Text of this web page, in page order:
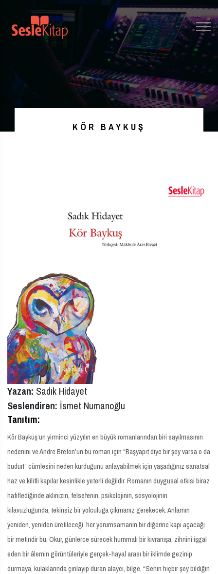
KÖR BAYKUŞ
Yazan: Sadık Hidayet
Seslendiren: İsmet Numanoğlu
Tanıtım:
Kör Baykuş’un yirminci yüzyılın en büyük romanlarından biri sayılmasının
nedenini ve Andre Breton’un bu roman için “Başyapıt diye bir şey varsa o da
budur!” cümlesini neden kurduğunu anlayabilmek için yaşadığınız sanatsal
haz ve kilitli kapılar kesinlikle yeterli değildir. Romanın duygusal etkisi biraz
hafiflediğinde aklınızın, felsefenin, psikolojinin, sosyolojinin
kılavuzluğunda, tekinsiz bir yolculuğa çıkmanız gerekecek. Anlamın
yeniden, yeniden üretileceği, her yorumsamanın bir diğerine kapı açacağı
bir metindir bu. Okur, günlerce sürecek hummalı bir kıvranışa, zihnini işgal
eden bir âlemin görüntüleriyle gerçek-hayal arası bir iklimde gezinip
durmaya, kulaklarında çınlayıp duran alaycı, bilge, “Senin hiçbir şey bildiğin